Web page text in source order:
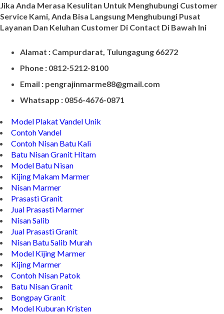
Jika Anda Merasa Kesulitan Untuk Menghubungi Customer
Service Kami, Anda Bisa Langsung Menghubungi Pusat
Layanan Dan Keluhan Customer Di Contact Di Bawah Ini
Alamat : Campurdarat, Tulungagung 66272
Phone : 0812-5212-8100
Email : pengrajinmarme88@gmail.com
Whatsapp : 0856-4676-0871
Model Plakat Vandel Unik
Contoh Vandel
Contoh Nisan Batu Kali
Batu Nisan Granit Hitam
Model Batu Nisan
Kijing Makam Marmer
Nisan Marmer
Prasasti Granit
Jual Prasasti Marmer
Nisan Salib
Jual Prasasti Granit
Nisan Batu Salib Murah
Model Kijing Marmer
Kijing Marmer
Contoh Nisan Patok
Batu Nisan Granit
Bongpay Granit
Model Kuburan Kristen